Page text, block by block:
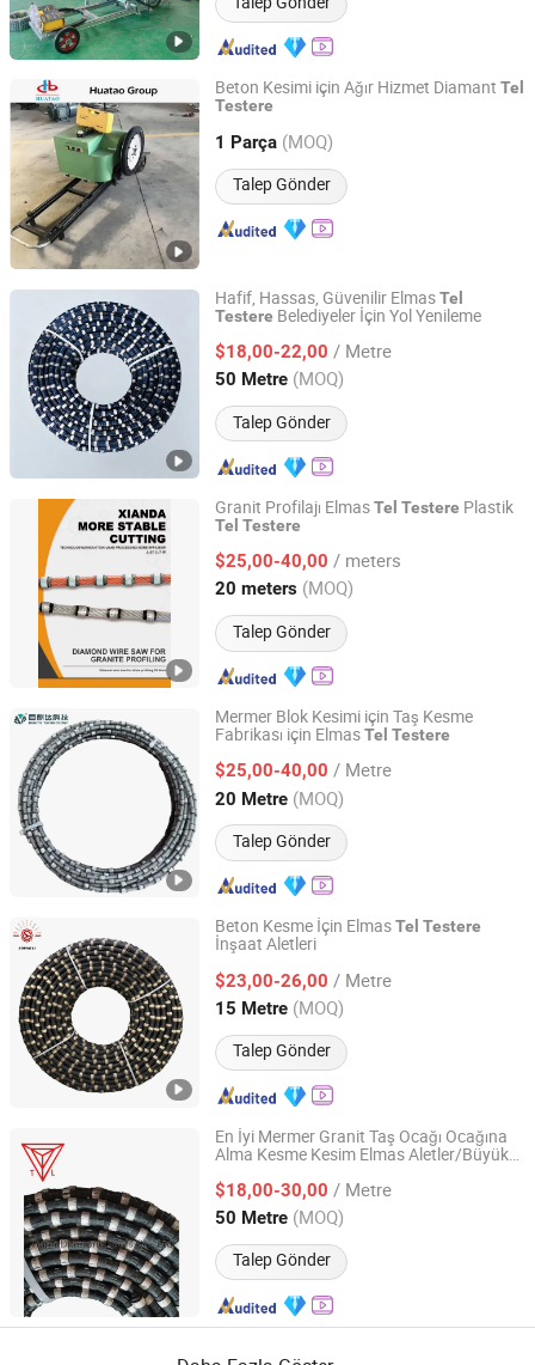
Beton Kesimi için Ağır Hizmet Diamant Tel
Testere
1 Parça (MOQ)
Talep Gönder
Shijiazhuang Huatao Import and Export Trade Co., Ltd.
Hebei, China Fiyat 2020
Hafif, Hassas, Güvenilir ElmasTel
Testere Belediyeler İçin Yol Yenileme
$18,00-22,00 / Metre
50 Metre (MOQ)
Talep Gönder
Yancheng Link Import and Export Co., Ltd
Jiangsu, China Fiyat 2026
Granit Profilajı ElmasTel Testere Plastik
Tel Testere
$25,00-40,00 / meters
20 meters (MOQ)
Talep Gönder
Fujian Xianda Machinery Co., Ltd.
Fujian, China Fiyat 2017
Mermer Blok Kesimi için Taş Kesme
Fabrikası için ElmasTel Testere
$25,00-40,00 / Metre
20 Metre (MOQ)
Talep Gönder
FUJIAN BEGITA AUTOMATION TECHNOLOGY CO., LTD.
Fiyat 2025
Beton Kesme İçin ElmasTel Testere
İnşaat Aletleri
$23,00-26,00 / Metre
15 Metre (MOQ)
Talep Gönder
Jiangxi Zhongli Superhard Materials Tools Co., Ltd.
Jiangxi, China Fiyat 2018
En İyi Mermer Granit Taş Ocağı Ocağına
Alma Kesme Kesim Elmas Aletler/Büyük
Kumtaşı ZincirTestereÜreticisi
$18,00-30,00 / Metre
50 Metre (MOQ)
Talep Gönder
Poyang Tianli Diamond Tools Co., Ltd.
Jiangxi, China Fiyat 2019